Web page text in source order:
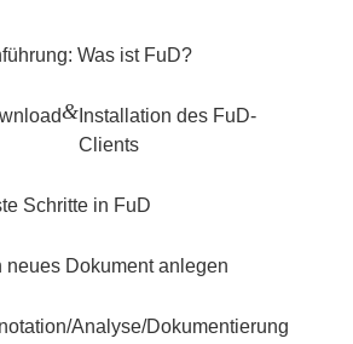
Was ist FuD?
& Installation des FuD-
Clients
Schritte in FuD
neues Dokument anlegen
Analyse/Dokumentierung